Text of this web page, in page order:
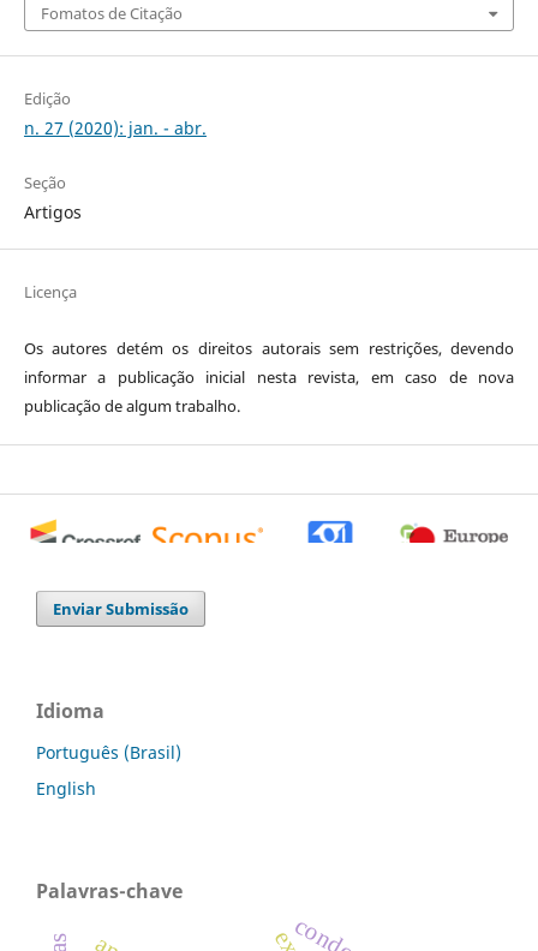
Fomatos de Citação
Edição
n. 27 (2020): jan. - abr.
Seção
Artigos
Licença
Os autores detém os direitos autorais sem restrições, devendo
informar a publicação inicial nesta revista, em caso de nova
publicação de algum trabalho.
Enviar Submissão
Idioma
Português (Brasil)
English
Palavras-chave